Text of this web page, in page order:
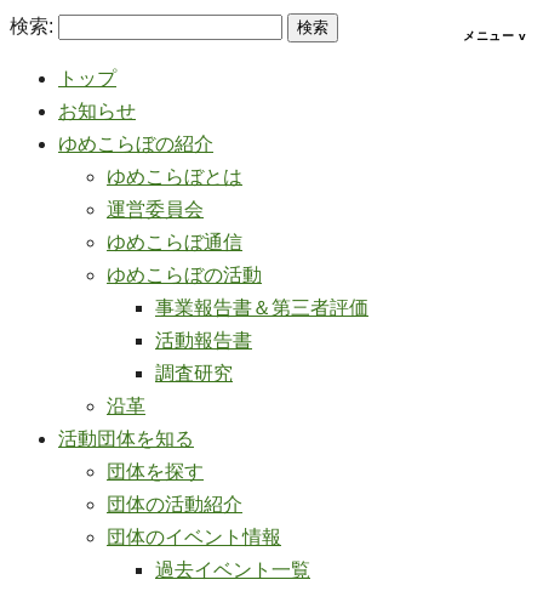
検索:
トップ
お知らせ
ゆめこらぼの紹介
ゆめこらぼとは
運営委員会
ゆめこらぼ通信
ゆめこらぼの活動
事業報告書＆第三者評価
活動報告書
調査研究
沿革
活動団体を知る
団体を探す
団体の活動紹介
団体のイベント情報
過去イベント一覧